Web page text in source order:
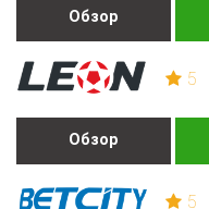
Обзор
5
Обзор
5